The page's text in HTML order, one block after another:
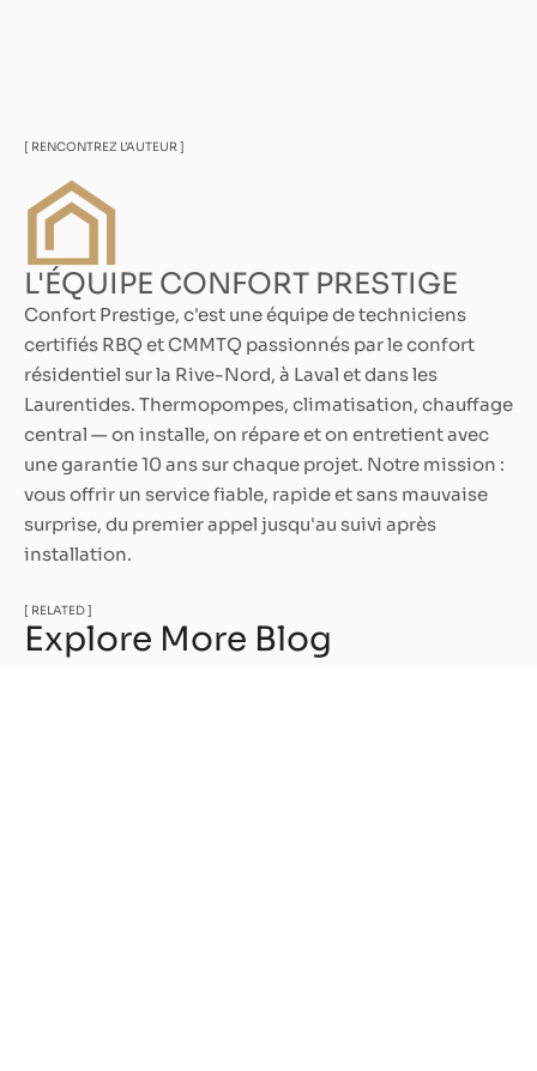
[ RENCONTREZ L’AUTEUR ]
L'ÉQUIPE CONFORT PRESTIGE
Confort Prestige, c'est une équipe de techniciens
certifiés RBQ et CMMTQ passionnés par le confort
résidentiel sur la Rive-Nord, à Laval et dans les
Laurentides. Thermopompes, climatisation, chauffage
central — on installe, on répare et on entretient avec
une garantie 10 ans sur chaque projet. Notre mission :
vous offrir un service fiable, rapide et sans mauvaise
surprise, du premier appel jusqu'au suivi après
installation.
[ RELATED ]
Explore More Blog